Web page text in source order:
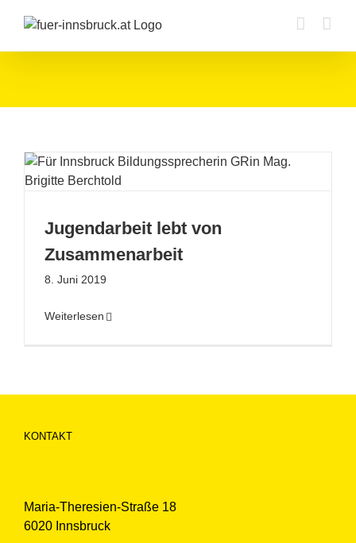
Inhalt
Jugendarbeit lebt von
Zusammenarbeit
8. Juni 2019
Weiterlesen
KONTAKT
Maria-Theresien-Straße 18
6020 Innsbruck